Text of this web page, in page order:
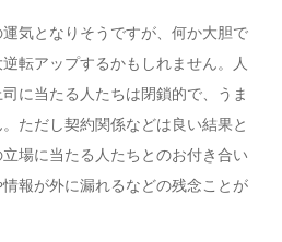
気となりそうですが、何か大胆で
転アップするかもしれません。人
に当たる人たちは閉鎖的で、うま
ただし契約関係などは良い結果と
場に当たる人たちとのお付き合い
報が外に漏れるなどの残念ことが